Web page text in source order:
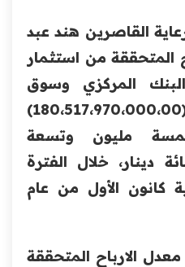
القاصرين هند عبد
المتحققة من استثمار
المركزي وسوق
الأوراق المالية بلغت (180،517،970،000،00)
مليون وتسعة
دينار، خلال الفترة
كانون الأول من عام
الارباح المتحققة